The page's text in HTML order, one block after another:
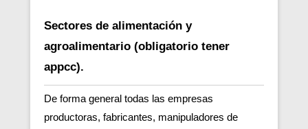
Sectores de alimentación y
agroalimentario (obligatorio tener
appcc).
De forma general todas las empresas
productoras, fabricantes, manipuladores de